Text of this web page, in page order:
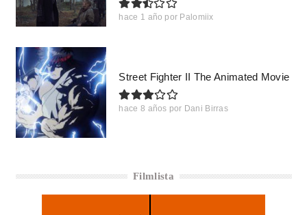
hace 1 año por Palomiix
Street Fighter II The Animated Movie
hace 8 años por Dani Birras
Filmlista